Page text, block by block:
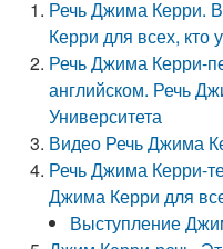
Речь Джима Керри.
Керри для всех, кто
Речь Джима Керри-
английском. Речь
Университета
Видео Речь Джима
Речь Джима Керри-
Джима Керри для
Выступление